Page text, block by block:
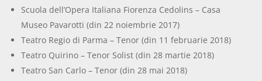
Scuola dell’Opera Italiana Fiorenza Cedolins – Casa
Museo Pavarotti (din 22 noiembrie 2017)
Teatro Regio di Parma – Tenor (din 11 februarie 2018)
Teatro Quirino – Tenor Solist (din 28 martie 2018)
Teatro San Carlo – Tenor (din 28 mai 2018)